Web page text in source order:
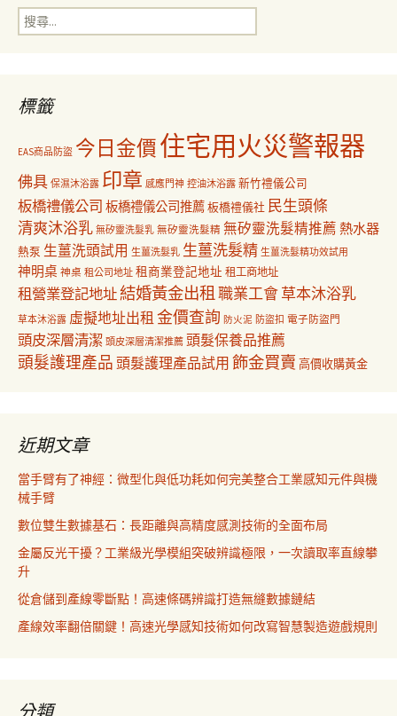
覽
搜
尋
標籤
EAS商品防盜 今日金價住宅用火災警報器
佛具 保濕沐浴露 印章 感應門神 控油沐浴露 新竹禮儀公司
板橋禮儀公司 板橋禮儀公司推薦板橋禮儀社 民生頭條
清爽沐浴乳 無矽靈洗髮乳 無矽靈洗髮精 無矽靈洗髮精推薦 熱水器
熱泵 生薑洗頭試用 生薑洗髮乳 生薑洗髮精 生薑洗髮精功效試用
神明桌 神桌 租公司地址 租商業登記地址 租工商地址
租營業登記地址結婚黃金出租職業工會草本沐浴乳
草本沐浴露 虛擬地址出租 金價查詢 防火泥 防盜扣 電子防盜門
頭皮深層清潔 頭皮深層清潔推薦 頭髮保養品推薦
頭髮護理產品 頭髮護理產品試用 飾金買賣 高價收購黃金
近期文章
當手臂有了神經：微型化與低功耗如何完美整合工業感知元件與機
械手臂
數位雙生數據基石：長距離與高精度感測技術的全面布局
金屬反光干擾？工業級光學模組突破辨識極限，一次讀取率直線攀
升
從倉儲到產線零斷點！高速條碼辨識打造無縫數據鏈結
產線效率翻倍關鍵！高速光學感知技術如何改寫智慧製造遊戲規則
分類